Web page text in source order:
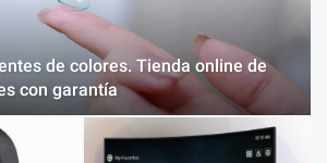
de colores. Tienda online de
con garantía